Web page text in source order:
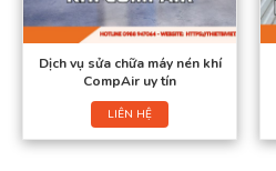
Dịch vụ sửa chữa máy nén khí
CompAir uy tín
LIÊN HỆ